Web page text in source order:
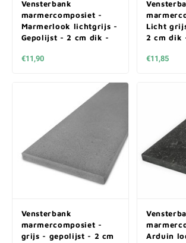
Vensterbank
marmercomposiet -
Marmerlook lichtgrijs -
Gepolijst - 2 cm dik -
€11,90
Licht
2 cm dik
€11,85
Vensterbank
marmercomposiet -
grijs - gepolijst - 2 cm
Arduin